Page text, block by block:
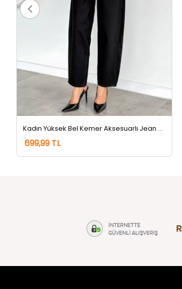
Kadın Yüksek Bel Kemer Aksesuarlı Jean Kot Pantolon Siyah
699,99 TL
tozlu.com